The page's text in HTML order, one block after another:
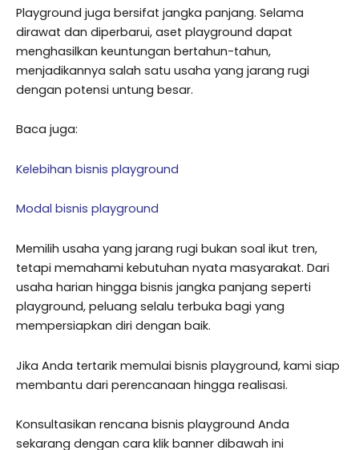
Playground juga bersifat jangka panjang. Selama
dirawat dan diperbarui, aset playground dapat
menghasilkan keuntungan bertahun-tahun,
menjadikannya salah satu usaha yang jarang rugi
dengan potensi untung besar.
Baca juga:
Kelebihan bisnis playground
Modal bisnis playground
Memilih usaha yang jarang rugi bukan soal ikut tren,
tetapi memahami kebutuhan nyata masyarakat. Dari
usaha harian hingga bisnis jangka panjang seperti
playground, peluang selalu terbuka bagi yang
mempersiapkan diri dengan baik.
Jika Anda tertarik memulai bisnis playground, kami siap
membantu dari perencanaan hingga realisasi.
Konsultasikan rencana bisnis playground Anda
sekarang dengan cara klik banner dibawah ini